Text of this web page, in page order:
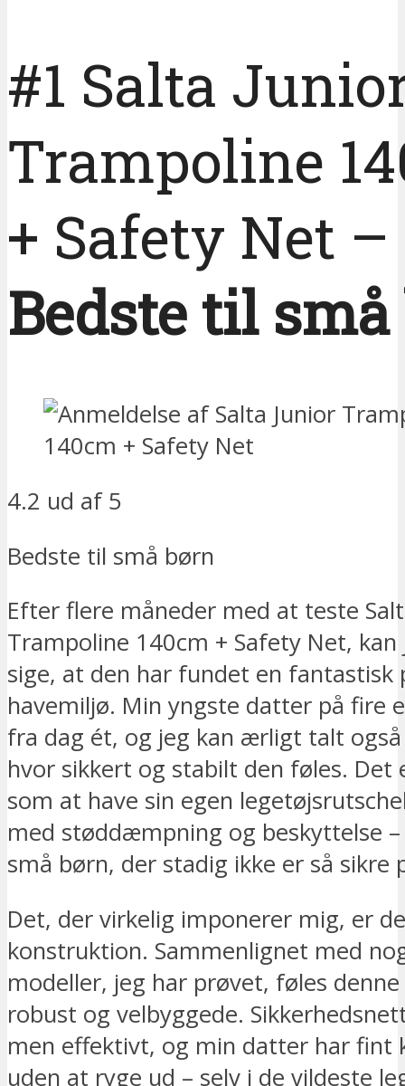
#1 Salta
Trampoline
+ Safety Net –
Bedste til
4.2 ud af 5
Bedste til små børn
Efter flere måneder med at teste
Trampoline 140cm + Safety Net,
sige, at den har fundet en fantastisk
havemiljø. Min yngste datter på fire
fra dag ét, og jeg kan ærligt talt
hvor sikkert og stabilt den føles. Det
som at have sin egen
med støddæmpning og beskyttelse
små børn, der stadig ikke er så sikre
Det, der virkelig imponerer mig, er
konstruktion. Sammenlignet med
modeller, jeg har prøvet, føles
robust og velbyggede.
men effektivt, og min datter har fint
uden at ryge ud – selv i de vildeste